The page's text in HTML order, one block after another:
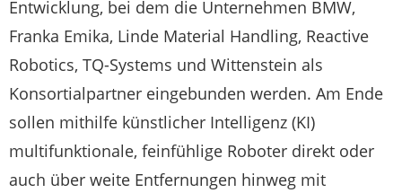
Entwicklung, bei dem die Unternehmen BMW,
Franka Emika, Linde Material Handling, Reactive
Robotics, TQ-Systems und Wittenstein als
Konsortialpartner eingebunden werden. Am Ende
sollen mithilfe künstlicher Intelligenz (KI)
multifunktionale, feinfühlige Roboter direkt oder
auch über weite Entfernungen hinweg mit